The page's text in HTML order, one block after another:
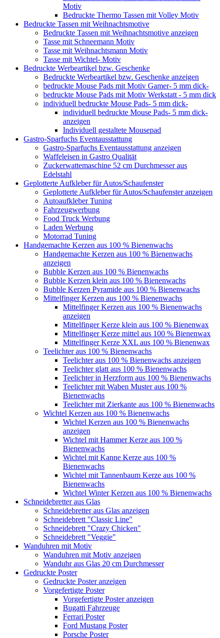
Motiv
Bedruckte Thermo Tassen mit Volley Motiv
Bedruckte Tassen mit Weihnachtsmotive
Bedruckte Tassen mit Weihnachtsmotive anzeigen
Tasse mit Schneemann Motiv
Tasse mit Weihnachtsmann Motiv
Tasse mit Wichtel- Motiv
Bedruckte Werbeartikel bzw. Geschenke
Bedruckte Werbeartikel bzw. Geschenke anzeigen
bedruckte Mouse Pads mit Motiv Gamer- 5 mm dick-
bedruckte Mouse Pads mit Motiv Werkstatt - 5 mm dick
individuell bedruckte Mouse Pads- 5 mm dick-
individuell bedruckte Mouse Pads- 5 mm dick-
anzeigen
Individuell gestaltete Mousepad
Gastro-Sparfuchs Eventausstattung
Gastro-Sparfuchs Eventausstattung anzeigen
Waffeleisen in Gastro Qualität
Zuckerwattemaschine 52 cm Durchmesser aus
Edelstahl
Geplotterte Aufkleber für Autos/Schaufenster
Geplotterte Aufkleber für Autos/Schaufenster anzeigen
Autoaufkleber Tuning
Fahrzeugwerbung
Food Truck Werbung
Laden Werbung
Motorrad Tuning
Handgemachte Kerzen aus 100 % Bienenwachs
Handgemachte Kerzen aus 100 % Bienenwachs
anzeigen
Bubble Kerzen aus 100 % Bienenwachs
Bubble Kerzen klein aus 100 % Bienenwachs
Bubble Kerzen Pyramide aus 100 % Bienenwachs
Mittelfinger Kerzen aus 100 % Bienenwachs
Mittelfinger Kerzen aus 100 % Bienenwachs
anzeigen
Mittelfinger Kerze klein aus 100 % Bienenwax
Mittelfinger Kerze mittel aus 100 % Bienenwax
Mittelfinger Kerze XXL aus 100 % Bienenwax
Teelichter aus 100 % Bienenwachs
Teelichter aus 100 % Bienenwachs anzeigen
Teelichter glatt aus 100 % Bienenwachs
Teelichter in Herzform aus 100 % Bienenwachs
Teelichter mit Waben Muster aus 100 %
Bienenwachs
Teelichter mit Zierkante aus 100 % Bienenwachs
Wichtel Kerzen aus 100 % Bienenwachs
Wichtel Kerzen aus 100 % Bienenwachs
anzeigen
Wichtel mit Hammer Kerze aus 100 %
Bienenwachs
Wichtel mit Kanne Kerze aus 100 %
Bienenwachs
Wichtel mit Tannenbaum Kerze aus 100 %
Bienenwachs
Wichtel Winter Kerzen aus 100 % Bienenwachs
Schneidebretter aus Glas
Schneidebretter aus Glas anzeigen
Schneidebrett "Classic Line"
Schneidebrett "Crazy Chicken"
Schneidebrett "Veggie"
Wanduhren mit Motiv
Wanduhren mit Motiv anzeigen
Wanduhr aus Glas 20 cm Durchmesser
Gedruckte Poster
Gedruckte Poster anzeigen
Vorgefertigte Poster
Vorgefertigte Poster anzeigen
Bugatti Fahrzeuge
Ferrari Poster
Ford Mustang Poster
Porsche Poster